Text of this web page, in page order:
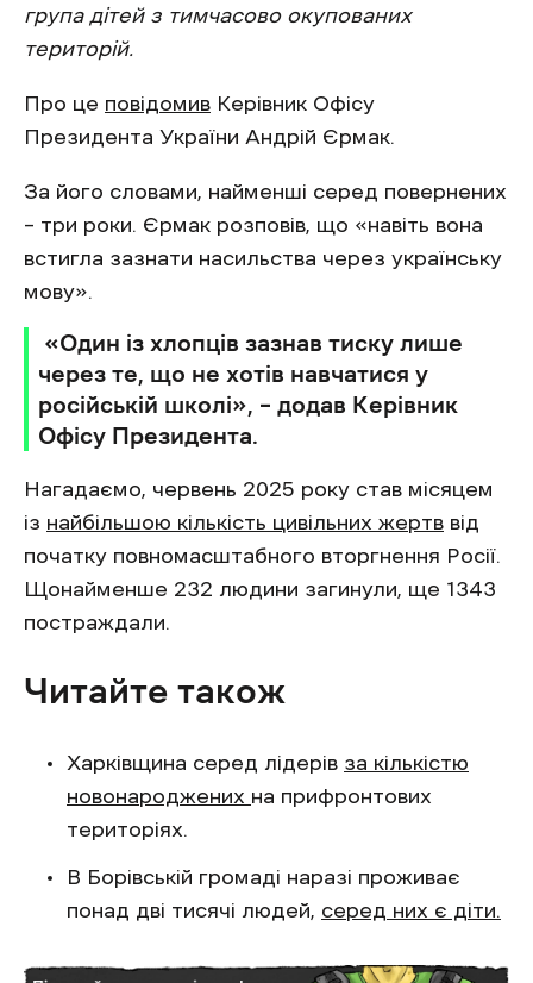
група дітей з тимчасово окупованих
територій.
Про це повідомив Керівник Офісу
Президента України Андрій Єрмак.
За його словами, найменші серед повернених
– три роки. Єрмак розповів, що «навіть вона
встигла зазнати насильства через українську
мову».
«Один із хлопців зазнав тиску лише
через те, що не хотів навчатися у
російській школі», – додав Керівник
Офісу Президента.
Нагадаємо, червень 2025 року став місяцем
із найбільшою кількість цивільних жертв від
початку повномасштабного вторгнення Росії.
Щонайменше 232 людини загинули, ще 1343
постраждали.
Читайте також
Харківщина серед лідерів за кількістю
новонароджених на прифронтових
територіях.
В Борівській громаді наразі проживає
понад дві тисячі людей, серед них є діти.